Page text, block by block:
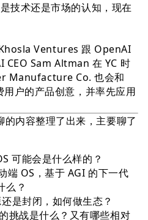
技术还是市场的认知，现在
Ventures 跟 OpenAI
CEO Sam Altman 在 YC 时
Manufacture Co. 也会和
户的产品创意，并率先应用
内容整理了出来，主要聊了
可能会是什么样的？
端 OS，基于 AGI 的下一代
么？
是封闭，如何做生态？
挑战是什么？又有哪些相对